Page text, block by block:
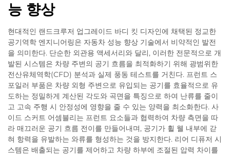
능 향상
현대적인 랜드크루저 업그레이드 바디 킷 디자인에 채택된 정교한
공기역학 엔지니어링은 자동차 성능 향상 기술에서 비약적인 발전
을 의미한다. 단순한 외관용 액세서리와 달리, 이러한 전문적으로 개
발된 시스템은 차량 주변의 공기 흐름을 최적화하기 위해 광범위한
전산유체역학(CFD) 분석과 실제 풍동 테스트를 거친다. 프런트 스
포일러 부품은 차량 외형 주변으로 유입되는 공기를 효율적으로 유
도하는 정밀하게 계산된 각도와 곡면을 특징으로 하여 난류를 줄이
고 고속 주행 시 안정성에 영향을 줄 수 있는 양력을 최소화한다. 사
이드 스커트 어셈블리는 프런트 요소들과 협력하여 차량 측면을 따
라 매끄러운 공기 흐름 전이를 만들어내며, 공기가 휠 웰 내부에 갇
혀 항력을 유발하는 와류를 형성하는 것을 방지한다. 리어 디퓨저 시
스템은 배출되는 공기를 제어하고 차량 하부에 조절된 압력 차이를